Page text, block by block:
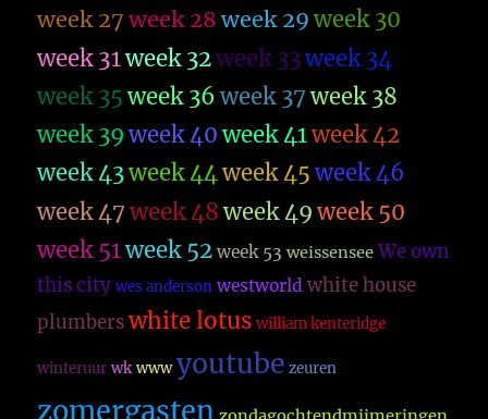
week 27 week 28 week 29 week 30
week 31week 32week 33week 34
week 35 week 36 week 37 week 38
week 39 week 40 week 41week 42
week 43week 44week 45 week 46
week 47 week 48 week 49 week 50
week 51week 52 week 53 weissensee We own
this city wes anderson westworld white house
plumbers white lotus william kenteridge
winteruur wk www youtube zeuren
zomergasten